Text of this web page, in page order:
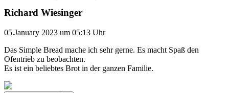
Richard Wiesinger
05.January 2023 um 05:13 Uhr
Das Simple Bread mache ich sehr gerne. Es macht Spaß den
Ofentrieb zu beobachten.
Es ist ein beliebtes Brot in der ganzen Familie.